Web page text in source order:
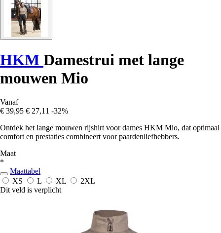
HKM Damestrui met lange
mouwen Mio
Vanaf
€ 39,95 € 27,11 -32%
Ontdek het lange mouwen rijshirt voor dames HKM Mio, dat optimaal
comfort en prestaties combineert voor paardenliefhebbers.
Maat
*
Maattabel
XS
L XL
2XL
Dit veld is verplicht